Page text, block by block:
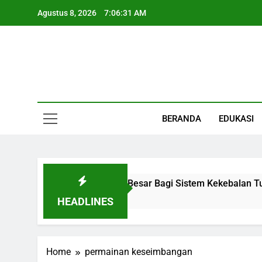
Agustus 8, 2026 7:06:32 AM
BERANDA EDUKASI
HEADLINES
Kecil Dengan Peran Besar Bagi Sistem Kekebalan
Home permainan keseimbangan